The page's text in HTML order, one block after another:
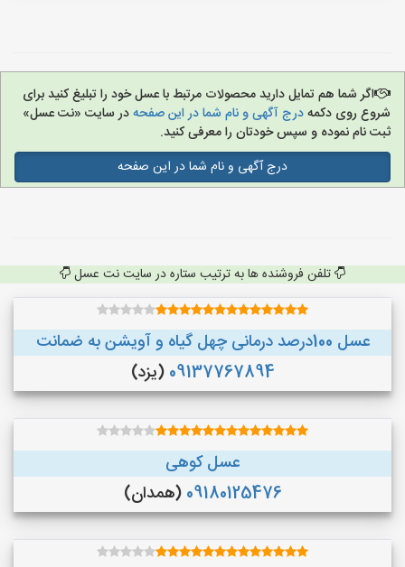
اگر شما هم تمایل دارید محصولات مرتبط با عسل خود را تبلیغ کنید برای
شروع روی دکمهدرج آگهی و نام شما در این صفحهدر سایت «نت عسل»
ثبت نام نموده و سپس خودتان را معرفی کنید.
درج آگهی و نام شما در این صفحه
تلفن فروشنده ها به ترتیب ستاره در سایت نت عسل
عسل 100درصد درمانی چهل گیاه و آویشن به ضمانت
09137767894 (یزد)
عسل کوهی
09180125476 (همدان)